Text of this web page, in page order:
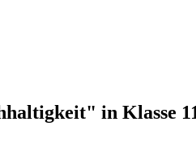
in Klasse